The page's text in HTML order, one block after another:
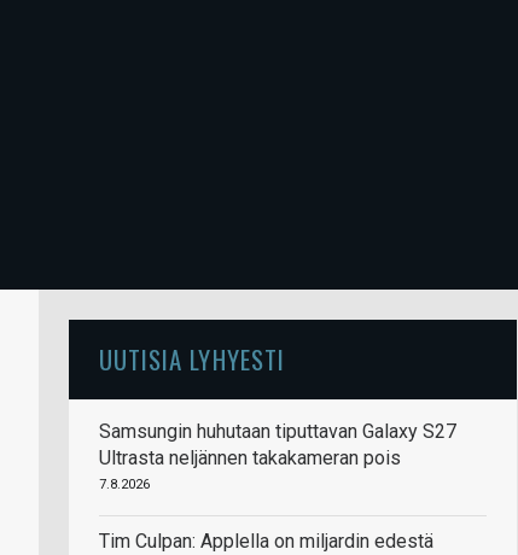
UUTISIA LYHYESTI
Samsungin huhutaan tiputtavan Galaxy S27
Ultrasta neljännen takakameran pois
7.8.2026
Tim Culpan: Applella on miljardin edestä